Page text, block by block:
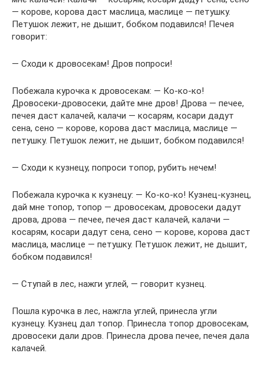
— корове, корова даст маслица, маслице — петушку.
Петушок лежит, не дышит, бобком подавился! Печея
говорит:
— Сходи к дровосекам! Дров попроси!
Побежала курочка к дровосекам: — Ко-ко-ко!
Дровосеки-дровосеки, дайте мне дров! Дрова — печее,
печея даст калачей, калачи — косарям, косари дадут
сена, сено — корове, корова даст маслица, маслице —
петушку. Петушок лежит, не дышит, бобком подавился!
— Сходи к кузнецу, попроси топор, рубить нечем!
Побежала курочка к кузнецу: — Ко-ко-ко! Кузнец-кузнец,
дай мне топор, топор — дровосекам, дровосеки дадут
дрова, дрова — печее, печея даст калачей, калачи —
косарям, косари дадут сена, сено — корове, корова даст
маслица, маслице — петушку. Петушок лежит, не дышит,
бобком подавился!
— Ступай в лес, нажги углей, — говорит кузнец.
Пошла курочка в лес, нажгла углей, принесла угли
кузнецу. Кузнец дал топор. Принесла топор дровосекам,
дровосеки дали дров. Принесла дрова печее, печея дала
калачей.